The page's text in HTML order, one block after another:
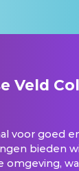
Veld
voor goed
bieden
omgeving,